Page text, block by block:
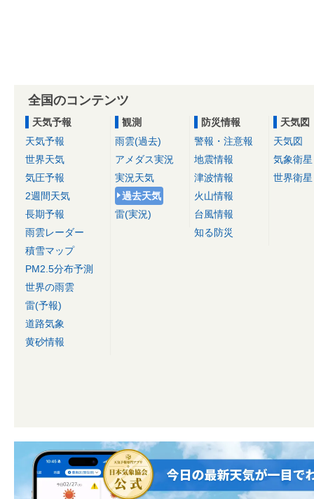
全国のコンテンツ
天気予報
天気予報
世界天気
気圧予報
2週間天気
長期予報
雨雲レーダー
積雪マップ
PM2.5分布予測
世界の雨雲
雷(予報)
道路気象
黄砂情報
観測
雨雲(過去)
アメダス実況
実況天気
過去天気
雷(実況)
防災情報
警報・注意報
地震情報
津波情報
火山情報
台風情報
知る防災
天気図
天気図
気象衛星
世界衛星